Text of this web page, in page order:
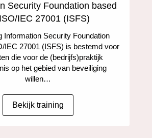
Security Foundation based
IEC 27001 (ISFS)
Information Security Foundation
IEC 27001 (ISFS) is bestemd voor
die voor de (bedrijfs)praktijk
op het gebied van beveiliging
willen…
Bekijk training